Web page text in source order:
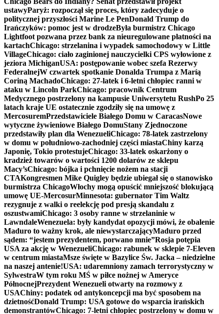
ustawyParyż: rozpoczął się proces, który zadecyduje o
politycznej przyszłości Marine Le PenDonald Trump do
Irańczyków: pomoc jest w drodzeByła burmistrz Chicago
Lightfoot pozwana przez bank za nieuregulowane płatności na
kartachChicago: strzelanina i wypadek samochodowy w Little
VillageChicago: ciało zaginionej nauczycielki CPS wyłowione z
jeziora MichiganUSA: postępowanie wobec szefa Rezerwy
FederalnejW czwartek spotkanie Donalda Trumpa z Maríą
Coriną MachadoChicago: 27-latek i 6-letni chłopiec ranni w
ataku w Lincoln ParkChicago: pracownik Centrum
Medycznego postrzelony na kampusie Uniwersytetu RushPo 25
latach kraje UE ostatecznie zgodziły się na umowę z
MercosuremPrzedstawiciele Białego Domu w CaracasNowe
wytyczne żywieniowe Białego DomuStany Zjednoczone
przedstawiły plan dla WenezueliChicago: 78-latek zastrzelony
w domu w południowo-zachodniej części miastaChiny karzą
Japonię, Tokio protestujeChicago: 33-latek oskarżony o
kradzież towarów o wartości 1200 dolarów ze sklepu
Macy’sChicago: bójka i pchnięcie nożem na stacji
CTAKongresmen Mike Quigley będzie ubiegał się o stanowisko
burmistrza ChicagoWłochy mogą opuścić mniejszość blokującą
umowę UE-MercosurMinnesota: gubernator Tim Waltz
rezygnuje z walki o reelekcję pod presją skandalu z
oszustwamiChicago: 3 osoby ranne w strzelaninie w
LawndaleWenezuela: były kandydat opozycji mówi, że obalenie
Maduro to ważny krok, ale niewystarczającyMaduro przed
sądem: “jestem prezydentem, porwano mnie”Rosja potępia
USA za akcję w WenezueliChicago: rabunek w sklepie 7-Eleven
w centrum miastaMsze święte w Bazylice Św. Jacka – niedzielne
na naszej antenie!USA: udaremniony zamach terrorystyczny w
SylwestraW tym roku MŚ w piłce nożnej w Ameryce
PółnocnejPrezydent Wenezueli otwarty na rozmowy z
USAChiny: podatek od antykoncepcji ma być sposobem na
dzietnośćDonald Trump: USA gotowe do wsparcia irańskich
demonstrantówChicago: 7-letni chłopiec postrzelony w domu w